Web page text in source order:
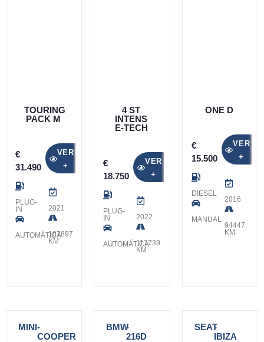
TOURING
PACK M
€
31.490
VER
+
PLUG-
IN
AUTOMÁTICA
2021
107897
KM
4 ST
INTENS
E-TECH
€
18.750
VER
+
PLUG-
IN
AUTOMÁTICA
2022
117739
KM
ONE D
€
15.500
VER
+
DIESEL
MANUAL
2016
94447
KM
MINI-
COOPER
BMW-
216D
SEAT
-
IBIZA